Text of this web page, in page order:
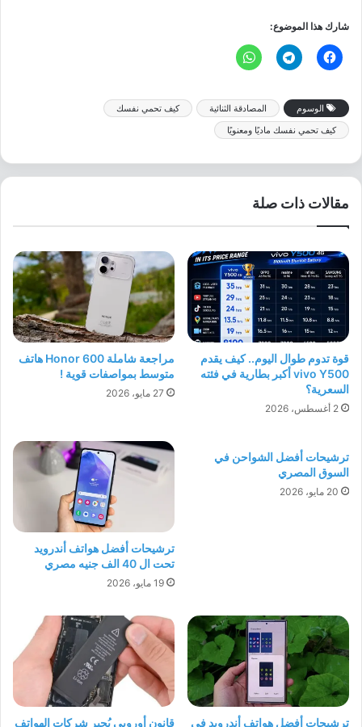
شارك هذا الموضوع:
الوسوم المصادقة الثنائية
كيف تحمي نفسك
كيف تحمي نفسك ماديًا ومعنويًا
مقالات ذات صلة
قوة تدوم طوال اليوم.. كيف يقدم
vivo Y500 أكبر بطارية في فئته
السعرية؟
2 أغسطس، 2026
مراجعة شاملة Honor 600 هاتف
متوسط بمواصفات قوية !
27 مايو، 2026
ترشيحات أفضل الشواحن في
السوق المصري
20 مايو، 2026
ترشيحات أفضل هواتف أندرويد
تحت ال 40 الف جنيه مصري
19 مايو، 2026
ترشيحات أفضل هواتف أندرويد في قانون أوروبي يُجبر شركات الهواتف